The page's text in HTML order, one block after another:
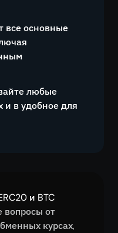
все основные
любые
в удобное для
и BTC
от
курсах,